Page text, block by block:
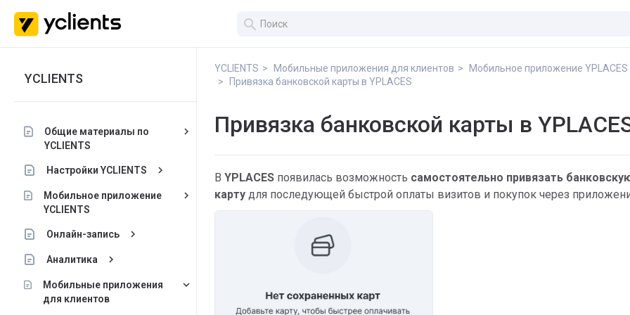
search
YCLIENTS
Общие материалы по
YCLIENTS
keyboard_arrow_right
Настройки YCLIENTS keyboard_arrow_right
Мобильное приложение
YCLIENTS
keyboard_arrow_right
Онлайн-запись keyboard_arrow_right
Аналитика keyboard_arrow_right
Мобильные приложения
для клиентов
keyboard_arrow_down
YCLIENTS Мобильные приложения для клиентов
Мобильное приложение YPLACES
Привязка банковской карты в YPLACES
Привязка банковской карты в
В YPLACES появилась возможность самостоятельно привязать
карту для последующей быстрой оплаты визитов и покупок через